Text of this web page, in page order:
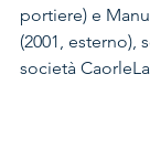
portiere) e
(2001, esterno),
società